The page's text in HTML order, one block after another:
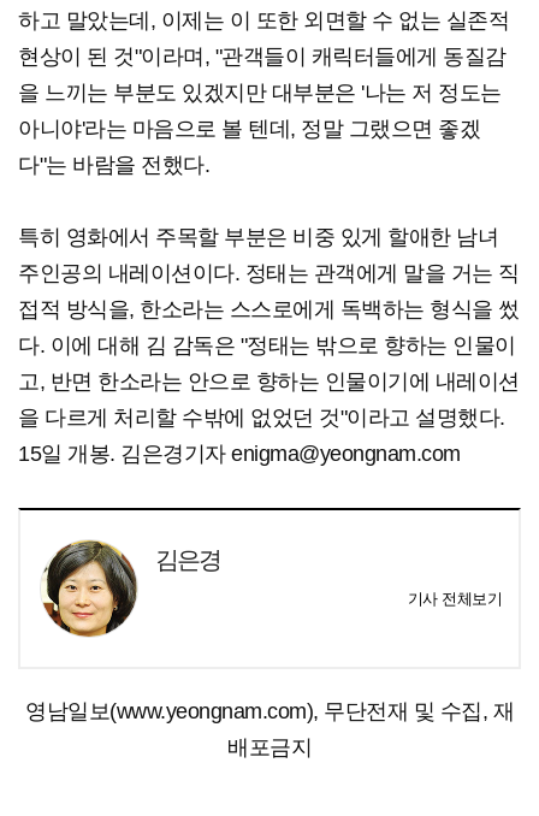
하고 말았는데, 이제는 이 또한 외면할 수 없는 실존적
현상이 된 것"이라며, "관객들이 캐릭터들에게 동질감
을 느끼는 부분도 있겠지만 대부분은 '나는 저 정도는
아니야'라는 마음으로 볼 텐데, 정말 그랬으면 좋겠
다"는 바람을 전했다.
특히 영화에서 주목할 부분은 비중 있게 할애한 남녀
주인공의 내레이션이다. 정태는 관객에게 말을 거는 직
접적 방식을, 한소라는 스스로에게 독백하는 형식을 썼
다. 이에 대해 김 감독은 "정태는 밖으로 향하는 인물이
고, 반면 한소라는 안으로 향하는 인물이기에 내레이션
을 다르게 처리할 수밖에 없었던 것"이라고 설명했다.
15일 개봉. 김은경기자 enigma@yeongnam.com
김은경
기사 전체보기
영남일보(www.yeongnam.com), 무단전재 및 수집, 재
배포금지